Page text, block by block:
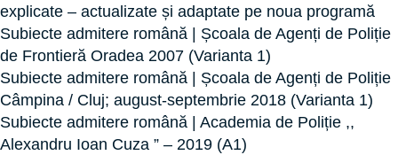
explicate – actualizate și adaptate pe noua programă
Subiecte admitere română | Școala de Agenți de Poliție
de Frontieră Oradea 2007 (Varianta 1)
Subiecte admitere română | Școala de Agenți de Poliție
Câmpina / Cluj; august-septembrie 2018 (Varianta 1)
Subiecte admitere română | Academia de Poliție ,,
Alexandru Ioan Cuza ” – 2019 (A1)